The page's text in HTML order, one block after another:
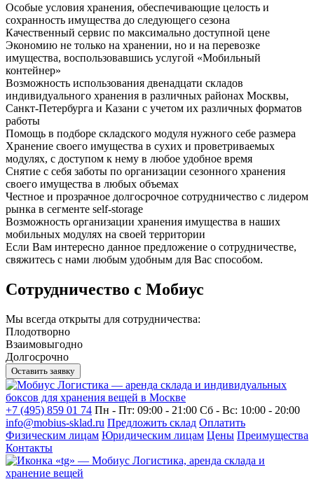
Особые условия хранения, обеспечивающие целость и
сохранность имущества до следующего сезона
Качественный сервис по максимально доступной цене
Экономию не только на хранении, но и на перевозке
имущества, воспользовавшись услугой «Мобильный
контейнер»
Возможность использования двенадцати складов
индивидуального хранения в различных районах Москвы,
Санкт-Петербурга и Казани с учетом их различных форматов
работы
Помощь в подборе складского модуля нужного себе размера
Хранение своего имущества в сухих и проветриваемых
модулях, с доступом к нему в любое удобное время
Снятие с себя заботы по организации сезонного хранения
своего имущества в любых объемах
Честное и прозрачное долгосрочное сотрудничество с лидером
рынка в сегменте self-storage
Возможность организации хранения имущества в наших
мобильных модулях на своей территории
Если Вам интересно данное предложение о сотрудничестве,
свяжитесь с нами любым удобным для Вас способом.
Сотрудничество с Мобиус
Мы всегда открыты для сотрудничества:
Плодотворно
Взаимовыгодно
Долгосрочно
Оставить заявку
+7 (495) 859 01 74 Пн - Пт: 09:00 - 21:00 Сб - Вс: 10:00 - 20:00
info@mobius-sklad.ru Предложить склад Оплатить
Физическим лицам Юридическим лицам Цены Преимущества
Контакты